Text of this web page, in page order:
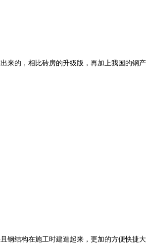
来的，相比砖房的升级版，再加上我国的钢产
钢结构在施工时建造起来，更加的方便快捷大